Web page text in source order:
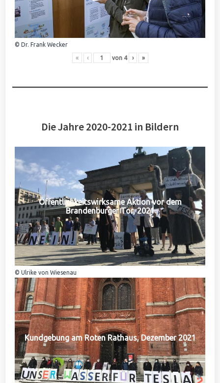
© Dr. Frank Wecker
« ‹ von 4 › »
Die Jahre 2020-2021 in Bildern
Öffentlichkeitswirksame Aktion vor dem
Brandenburger Tor, 2021
© Ulrike von Wiesenau
Kundgebung am Roten Rathaus, Dezember 2021